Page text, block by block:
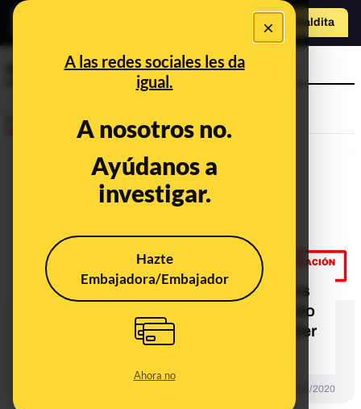
×
A las redes sociales les da
igual.
A nosotros no.
Ayúdanos a
investigar.
Hazte
Embajadora/Embajador
Ahora no
Hazte Maldita
nombre ruso
No, no hay pruebas de que Podemos
haya tuiteado que "cuando un partido
en el Gobierno está imputado, su líder
y su cúpula deben dimitir"
14/08/2020